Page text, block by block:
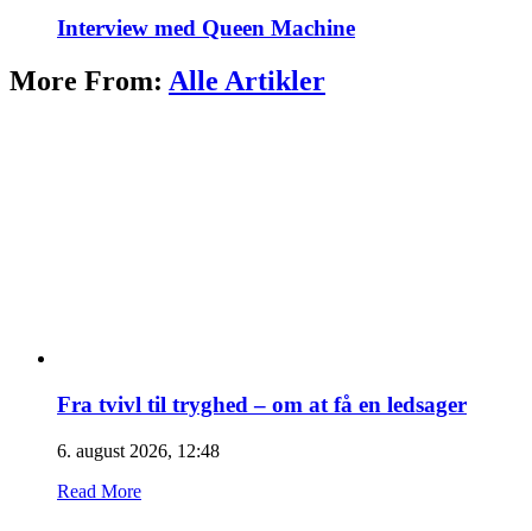
Interview med Queen Machine
More From: Alle Artikler
Fra tvivl til tryghed – om at få en ledsager
6. august 2026, 12:48
Read More